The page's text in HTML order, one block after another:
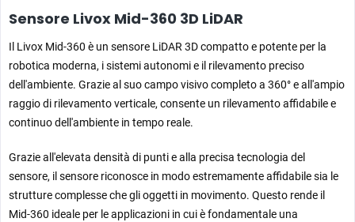
Sensore Livox Mid-360 3D LiDAR
Il Livox Mid-360 è un sensore LiDAR 3D compatto e potente per la
robotica moderna, i sistemi autonomi e il rilevamento preciso
dell'ambiente. Grazie al suo campo visivo completo a 360° e all'ampio
raggio di rilevamento verticale, consente un rilevamento affidabile e
continuo dell'ambiente in tempo reale.
Grazie all'elevata densità di punti e alla precisa tecnologia del
sensore, il sensore riconosce in modo estremamente affidabile sia le
strutture complesse che gli oggetti in movimento. Questo rende il
Mid-360 ideale per le applicazioni in cui è fondamentale una